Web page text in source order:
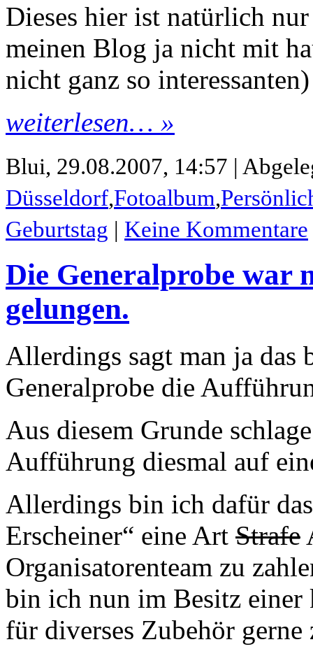
Dieses hier ist natürlich
meinen Blog ja nicht mit
nicht ganz so
weiterlesen… »
Blui, 29.08.2007, 14:57 |
Düsseldorf,Fotoalbum,
Geburtstag | Keine Kommentare
Die Generalprobe war
gelungen.
Allerdings sagt man ja das
Generalprobe die
Aus diesem Grunde
Aufführung diesmal auf
Allerdings bin ich dafür
Erscheiner“ eine Art Strafe
Organisatorenteam zu
bin ich nun im Besitz einer
für diverses Zubehör gerne